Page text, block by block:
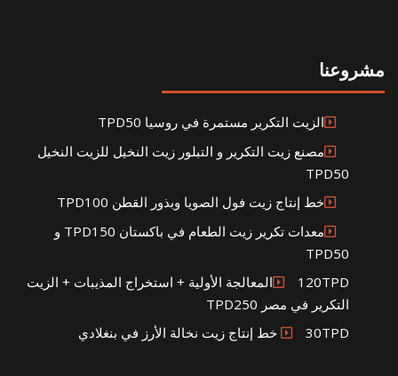
مشروعنا
الزيت التكرير مستمرة في روسيا TPD50
مصنع زيت التكرير و التبلور زيت النخيل للزيت النخيل
TPD50
خط إنتاج زيت فول الصويا وبذور القطن TPD100
معدات تكرير زيت الطعام في باكستان TPD150 و
TPD50
120TPDالمعالجة الأولية + استخراج المذيبات + الزيت
التكرير في مصر TPD250
30TPD خط إنتاج زيت نخالة الأرز في بنغلادي